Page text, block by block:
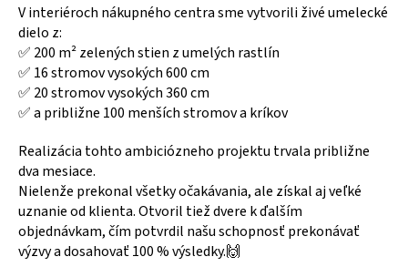
V interiéroch nákupného centra sme vytvorili živé umelecké
dielo z:
✅ 200 m² zelených stien z umelých rastlín
✅ 16 stromov vysokých 600 cm
✅ 20 stromov vysokých 360 cm
✅ a približne 100 menších stromov a kríkov
Realizácia tohto ambiciózneho projektu trvala približne
dva mesiace.
Nielenže prekonal všetky očakávania, ale získal aj veľké
uznanie od klienta. Otvoril tiež dvere k ďalším
objednávkam, čím potvrdil našu schopnosť prekonávať
výzvy a dosahovať 100 % výsledky.🙌